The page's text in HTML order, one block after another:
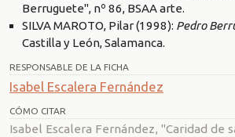
Berruguete", nº 86, BSAA arte.
SILVA MAROTO, Pilar (1998): Pedro
Castilla y León, Salamanca.
RESPONSABLE DE LA FICHA
Isabel Escalera Fernández
CÓMO CITAR
Isabel Escalera Fernández, "Caridad de